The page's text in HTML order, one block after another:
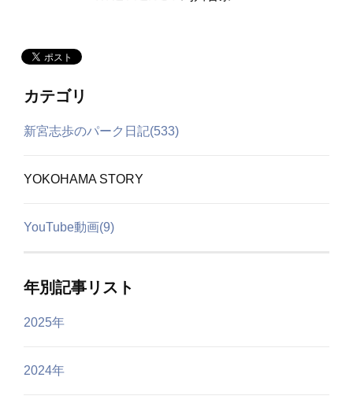
カテゴリ
新宮志歩のパーク日記(533)
YOKOHAMA STORY
YouTube動画(9)
年別記事リスト
2025年
2024年